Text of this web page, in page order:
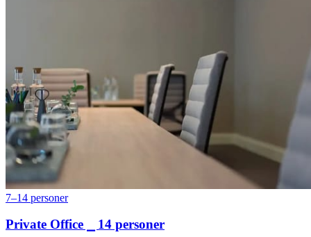
7–14 personer
Private Office ⎯ 14 personer